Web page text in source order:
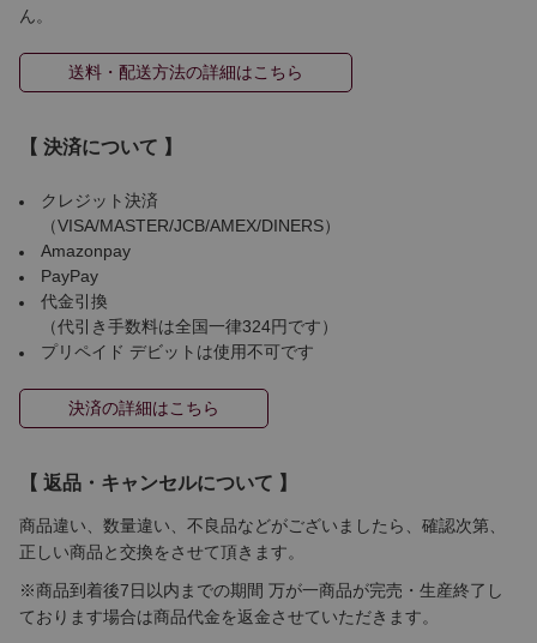
ん。
送料・配送方法の詳細はこちら
【 決済について 】
クレジット決済
（VISA/MASTER/JCB/AMEX/DINERS）
Amazonpay
PayPay
代金引換
（代引き手数料は全国一律324円です）
プリペイド デビットは使用不可です
決済の詳細はこちら
【 返品・キャンセルについて 】
商品違い、数量違い、不良品などがございましたら、確認次第、
正しい商品と交換をさせて頂きます。
※商品到着後7日以内までの期間 万が一商品が完売・生産終了し
ております場合は商品代金を返金させていただきます。